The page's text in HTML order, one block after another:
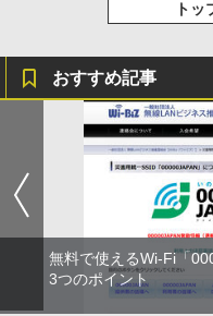
トッ
おすすめ記事
無料で使えるWi-Fi「
3つのポイント